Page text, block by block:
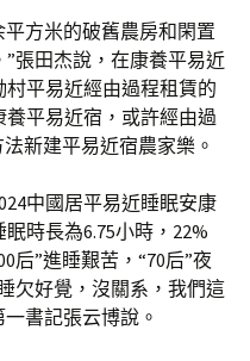
方米的破舊農房和閑置
張田杰說，在康養平易近
平易近經由過程租賃的
平易近宿，或許經由過
新建平易近宿農家樂。
中國居平易近睡眠安康
時長為6.75小時，22%
后”進睡艱苦，“70后”夜
欠好覺，沒關系，我們這
一書記張云博說。